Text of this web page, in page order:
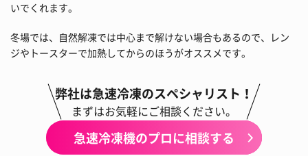
いでくれます。
冬場では、自然解凍では中心まで解けない場合もあるので、レン
ジやトースターで加熱してからのほうがオススメです。
弊社は急速冷凍のスペシャリスト！
まずはお気軽にご相談ください。
急速冷凍機のプロに相談する